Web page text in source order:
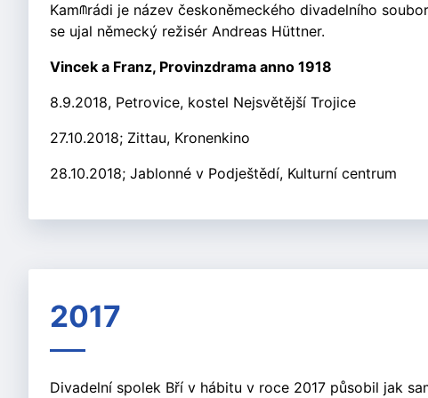
Kam⫙rádi je název českoněmeckého divadelního
se ujal německý režisér Andreas Hüttner.
Vincek a Franz, Provinzdrama anno 1918
8.9.2018, Petrovice, kostel Nejsvětější Trojice
27.10.2018; Zittau, Kronenkino
28.10.2018; Jablonné v Podještědí, Kulturní centrum
2017
Divadelní spolek Bří v hábitu v roce 2017 působil jak